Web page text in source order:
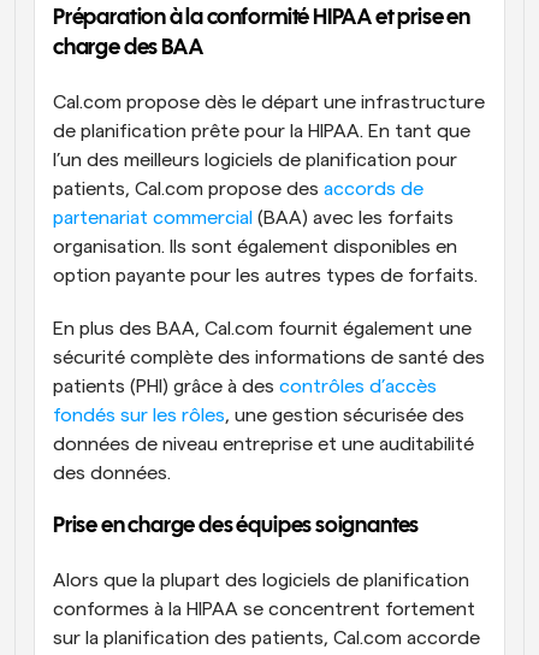
Préparation à la conformité HIPAA et prise en
charge des BAA
Cal.com propose dès le départ une infrastructure
de planification prête pour la HIPAA. En tant que
l’un des meilleurs logiciels de planification pour
patients, Cal.com propose des accords de
partenariat commercial (BAA) avec les forfaits
organisation. Ils sont également disponibles en
option payante pour les autres types de forfaits.
En plus des BAA, Cal.com fournit également une
sécurité complète des informations de santé des
patients (PHI) grâce à des contrôles d’accès
fondés sur les rôles, une gestion sécurisée des
données de niveau entreprise et une auditabilité
des données.
Prise en charge des équipes soignantes
Alors que la plupart des logiciels de planification
conformes à la HIPAA se concentrent fortement
sur la planification des patients, Cal.com accorde